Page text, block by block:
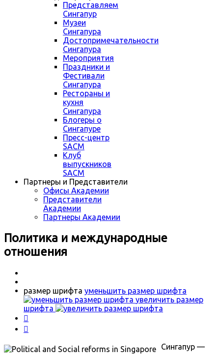
Представляем
Сингапур
Музеи
Сингапура
Достопримечательности
Сингапура
Мероприятия
Праздники и
Фестивали
Сингапура
Рестораны и
кухня
Сингапура
Блогеры о
Сингапуре
Пресс-центр
SACM
Клуб
выпускников
SACM
Партнеры и Представители
Офисы Академии
Представители
Академии
Партнеры Академии
Политика и международные
отношения
размер шрифта уменьшить размер шрифта
увеличить размер
шрифта


Сингапур —